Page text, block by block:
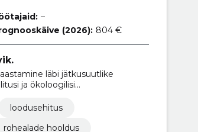
–
(2026): 804 €
läbi jätkusuutlike
ja ökoloogilisi
loodusehitus
rohealade hooldus